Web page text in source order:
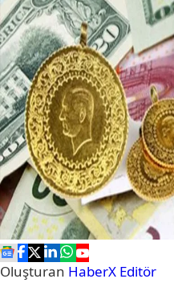
Oluşturan HaberX Editör